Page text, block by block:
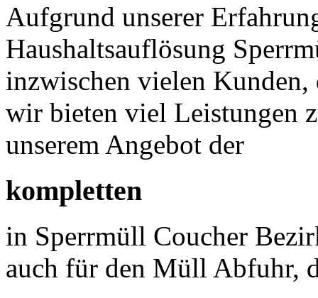
Aufgrund unserer
Haushaltsauflösung
inzwischen vielen Kunden,
wir bieten viel Leistungen
unserem Angebot der
kompletten
in Sperrmüll Coucher
auch für den Müll Abfuhr,